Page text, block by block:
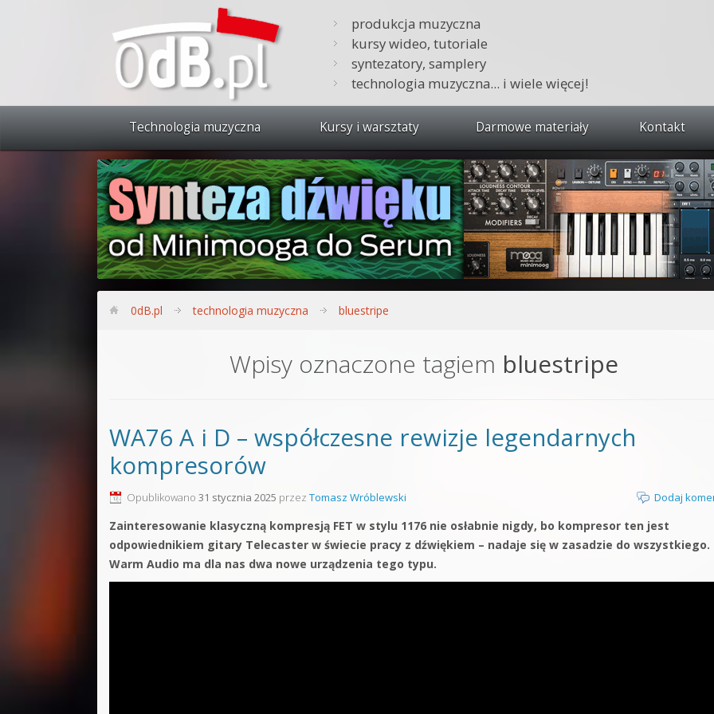
produkcja muzyczna
kursy wideo, tutoriale
syntezatory, samplery
technologia muzyczna... i wiele więcej!
Technologia muzyczna Kursy i warsztaty
Zobacz wszystkie kursy i warsztaty
Synteza dźwięku 🔥
Produkcja muzyczna w praktyce
Bitwig Studio od podstaw
Sound Forge od podstaw
Kontakt 5 Kompendium
Darmowe materiały Kontakt
0dB.pl technologia muzyczna bluestripe
Wpisy oznaczone tagiem bluestripe
WA76 A i D – współczesne rewizje legendarnych
kompresorów
Opublikowano 31 stycznia 2025 przez Tomasz Wróblewski Dodaj
Zainteresowanie klasyczną kompresją FET w stylu 1176 nie osłabnie nigdy, bo kompresor ten jest
odpowiednikiem gitary Telecaster w świecie pracy z dźwiękiem – nadaje się w zasadzie do wszystkiego.
Warm Audio ma dla nas dwa nowe urządzenia tego typu.